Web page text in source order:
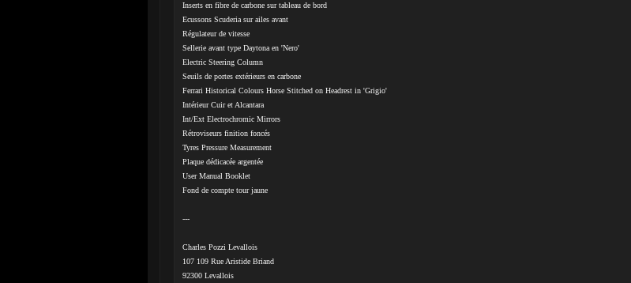
Inserts en fibre de carbone sur tableau de bord
Ecussons Scuderia sur ailes avant
Régulateur de vitesse
Sellerie avant type Daytona en 'Nero'
Electric Steering Column
Seuils de portes extérieurs en carbone
Ferrari Historical Colours Horse Stitched on Headrest in 'Grigio'
Intérieur Cuir et Alcantara
Int/Ext Electrochromic Mirrors
Rétroviseurs finition foncés
Tyres Pressure Measurement
Plaque dédicacée argentée
User Manual Booklet
Fond de compte tour jaune
---
Charles Pozzi Levallois
107 109 Rue Aristide Briand
92300 Levallois